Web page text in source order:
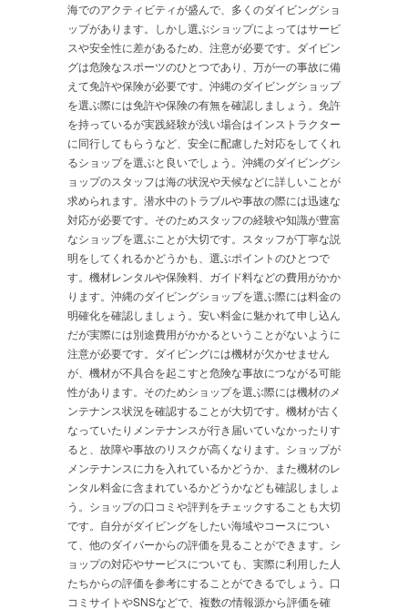
海でのアクティビティが盛んで、多くのダイビングショ
ップがあります。しかし選ぶショップによってはサービ
スや安全性に差があるため、注意が必要です。ダイビン
グは危険なスポーツのひとつであり、万が一の事故に備
えて免許や保険が必要です。沖縄のダイビングショップ
を選ぶ際には免許や保険の有無を確認しましょう。免許
を持っているが実践経験が浅い場合はインストラクター
に同行してもらうなど、安全に配慮した対応をしてくれ
るショップを選ぶと良いでしょう。沖縄のダイビングシ
ョップのスタッフは海の状況や天候などに詳しいことが
求められます。潜水中のトラブルや事故の際には迅速な
対応が必要です。そのためスタッフの経験や知識が豊富
なショップを選ぶことが大切です。スタッフが丁寧な説
明をしてくれるかどうかも、選ぶポイントのひとつで
す。機材レンタルや保険料、ガイド料などの費用がかか
ります。沖縄のダイビングショップを選ぶ際には料金の
明確化を確認しましょう。安い料金に魅かれて申し込ん
だが実際には別途費用がかかるということがないように
注意が必要です。ダイビングには機材が欠かせません
が、機材が不具合を起こすと危険な事故につながる可能
性があります。そのためショップを選ぶ際には機材のメ
ンテナンス状況を確認することが大切です。機材が古く
なっていたりメンテナンスが行き届いていなかったりす
ると、故障や事故のリスクが高くなります。ショップが
メンテナンスに力を入れているかどうか、また機材のレ
ンタル料金に含まれているかどうかなども確認しましょ
う。ショップの口コミや評判をチェックすることも大切
です。自分がダイビングをしたい海域やコースについ
て、他のダイバーからの評価を見ることができます。シ
ョップの対応やサービスについても、実際に利用した人
たちからの評価を参考にすることができるでしょう。口
コミサイトやSNSなどで、複数の情報源から評価を確